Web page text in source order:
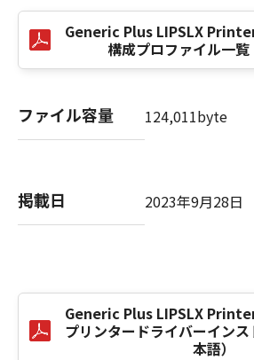
用されます：The SOFTWARE
item," as that term is defined
2.101 (Oct 1995), consisting of
computer software" and
terms are used in 48 C.F.R.
Consistent with 48 C.F.R. 12.212
the SOFTWARE with only those
forth herein. The manufacturer
本条項中で使用される"the
本契約書中で定義される「本ソ
意味し、指し示すものとします
Generic Plus LIPSLX
構成プロファイル一覧
ファイル容量 124,011byte
掲載日 2023年9月28日
Generic Plus LIPSLX
プリンタードライバーイン
本語）